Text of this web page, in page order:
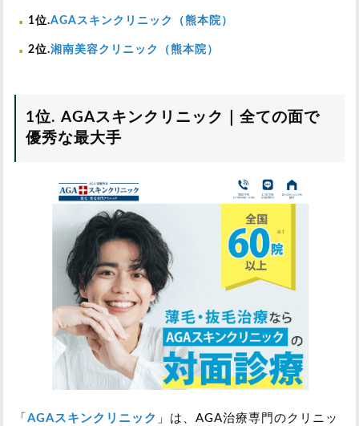
1位.AGAスキンクリニック（熊本院）
2位.湘南美容クリニック（熊本院）
1位. AGAスキンクリニック｜全ての面で
優秀な最大手
「 AGAスキンクリニック 」は、AGA治療専門のクリニッ